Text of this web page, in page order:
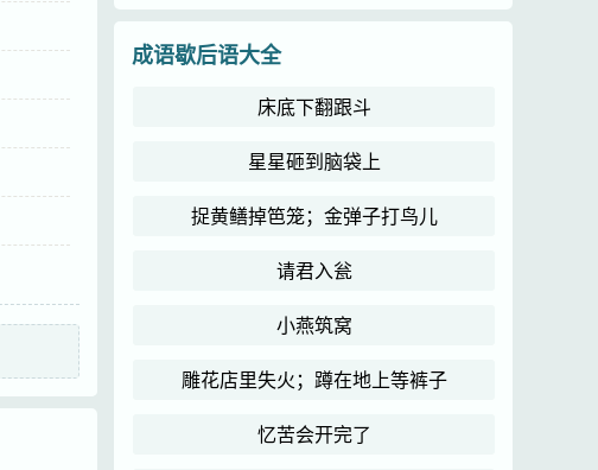
成语歇后语大全
床底下翻跟斗
星星砸到脑袋上
捉黄鳝掉笆笼；金弹子打鸟儿
请君入瓮
小燕筑窝
雕花店里失火；蹲在地上等裤子
忆苦会开完了